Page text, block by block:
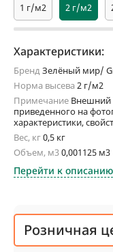
1 г/м2 2 г/м2
Характеристики:
БрендЗелёный мир/
Норма высева2 г/м2
Примечание Внешний
приведенного на
характеристики,
Вес, кг0,5 кг
Объем, м30,001125 м3
Перейти к описанию
Розничная